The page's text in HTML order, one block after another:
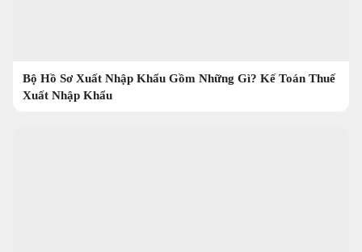
Bộ Hồ Sơ Xuất Nhập Khẩu Gồm Những Gì? Kế Toán Thuế
Xuất Nhập Khẩu